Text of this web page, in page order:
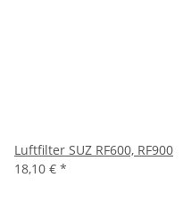
Luftfilter SUZ RF600, RF900
18,10 € *